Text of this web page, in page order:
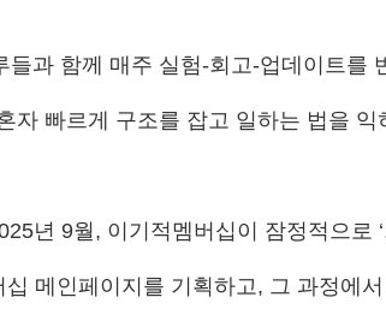
들과 함께 매주 실험-회고-업데이트를
자 빠르게 구조를 잡고 일하는 법을 익
년 9월, 이기적멤버십이 잠정적으로
메인페이지를 기획하고, 그 과정에